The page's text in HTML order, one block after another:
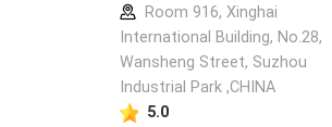
Room 916, Xinghai
International Building, No.28,
Wansheng Street, Suzhou
Industrial Park ,CHINA
5.0